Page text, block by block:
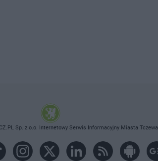
Sp. z o.o. Internetowy Serwis Informacyjny Miasta Tczewa